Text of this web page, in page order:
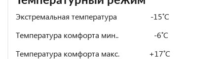
Экстремальная температура -15˚C
Температура комфорта мин.. -6˚C
Температура комфорта макс. +17˚C